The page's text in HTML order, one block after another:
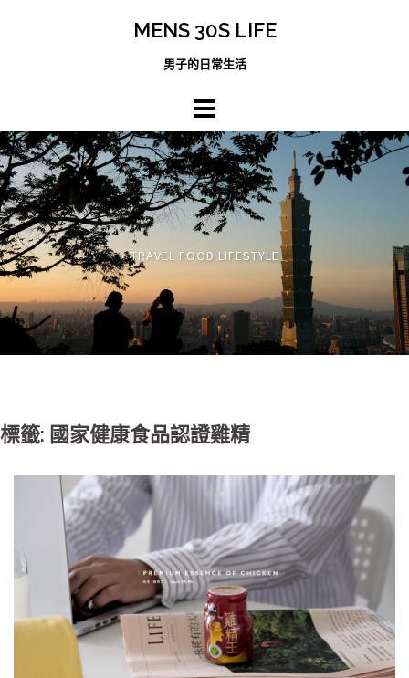
MENS 30S LIFE
男子的日常生活
TRAVEL FOOD LIFESTYLE
標籤: 國家健康食品認證雞精